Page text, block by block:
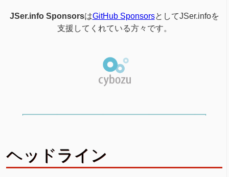
JSer.info SponsorsはGitHub SponsorsとしてJSer.infoを
支援してくれている方々です。
ヘッドライン